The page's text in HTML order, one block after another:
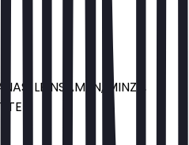
LEINSAMEN, MINZE,